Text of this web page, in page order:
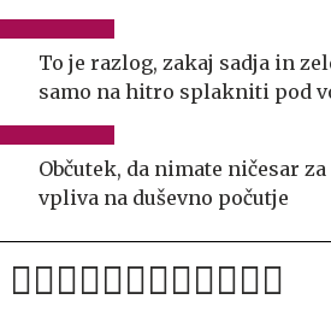
To je razlog, zakaj sadja in
samo na hitro splakniti pod
Občutek, da nimate ničesar
vpliva na duševno počutje